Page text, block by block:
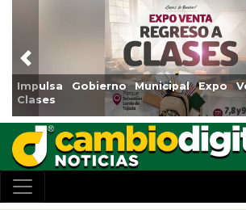
Impulsa Gobierno Municipal Expo
Clases
Previous